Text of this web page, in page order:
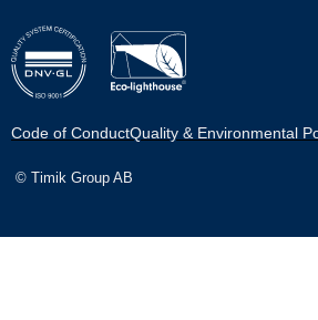
Code of ConductQuality & Environmental
© Timik Group AB